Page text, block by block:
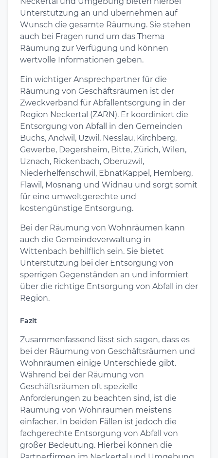
Unterstützung an und übernehmen auf
Wunsch die gesamte Räumung. Sie stehen
auch bei Fragen rund um das Thema
Räumung zur Verfügung und können
wertvolle Informationen geben.
Ein wichtiger Ansprechpartner für die
Räumung von Geschäftsräumen ist der
Zweckverband für Abfallentsorgung in der
Region Neckertal (ZARN). Er koordiniert die
Entsorgung von Abfall in den Gemeinden
Buchs, Andwil, Uzwil, Nesslau, Kirchberg,
Gewerbe, Degersheim, Bitte, Zürich, Wilen,
Uznach, Rickenbach, Oberuzwil,
Niederhelfenschwil, EbnatKappel, Hemberg,
Flawil, Mosnang und Widnau und sorgt somit
für eine umweltgerechte und
kostengünstige Entsorgung.
Bei der Räumung von Wohnräumen kann
auch die Gemeindeverwaltung in
Wittenbach behilflich sein. Sie bietet
Unterstützung bei der Entsorgung von
sperrigen Gegenständen an und informiert
über die richtige Entsorgung von Abfall in der
Region.
Fazit
Zusammenfassend lässt sich sagen, dass es
bei der Räumung von Geschäftsräumen und
Wohnräumen einige Unterschiede gibt.
Während bei der Räumung von
Geschäftsräumen oft spezielle
Anforderungen zu beachten sind, ist die
Räumung von Wohnräumen meistens
einfacher. In beiden Fällen ist jedoch die
fachgerechte Entsorgung von Abfall von
großer Bedeutung. Hierbei können die